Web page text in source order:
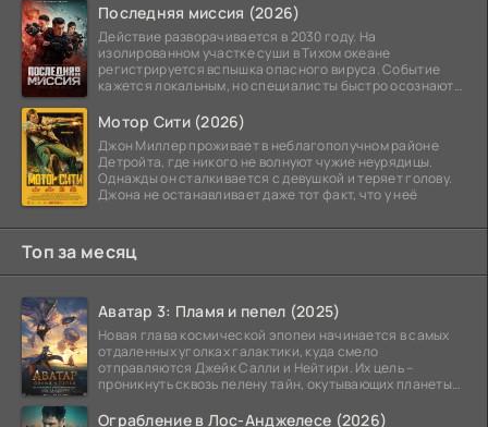
Последняя миссия (2026)
Действие разворачивается в 2030 году. На
изолированном участке суши в Тихом океане
регистрируется вспышка опасного вируса. Событие
кажется локальным, но специалисты быстро осознают:
Мотор Сити (2026)
Джон Миллер проживает в неблагополучном районе
Детройта, где никого не волнуют чужие неурядицы.
Однажды он сталкивается с девушкой и теряет голову.
Джона не останавливает даже тот факт, что у неё
Топ за месяц
Аватар 3: Пламя и пепел (2025)
Новая глава космической эпопеи начинается в самых
отдаленных уголках галактики, куда смело
отправляются Джейк Салли и Нейтири. Их цель –
проникнуть сквозь пелену тайн, окутывающих планеты
Ограбление в Лос-Анджелесе (2026)